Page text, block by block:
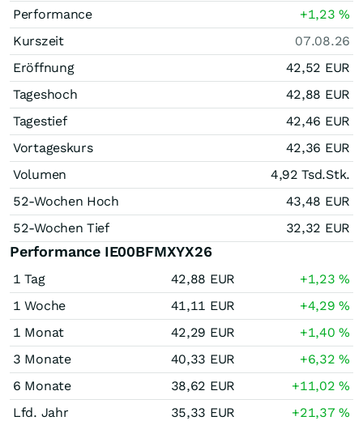
Performance
+1,23%
Kurszeit
07.08.26
Eröffnung
42,52 EUR
Tageshoch
42,88 EUR
Tagestief
42,46 EUR
Vortageskurs
42,36 EUR
Volumen
4,92 Tsd.Stk.
52-Wochen Hoch
43,48 EUR
52-Wochen Tief
32,32 EUR
Performance IE00BFMXYX26
1 Tag 42,88 EUR +1,23%
1 Woche
41,11 EUR +4,29%
1 Monat
42,29 EUR +1,40%
3 Monate
40,33 EUR +6,32%
6 Monate
38,62 EUR +11,02%
Lfd. Jahr
35,33 EUR +21,37%